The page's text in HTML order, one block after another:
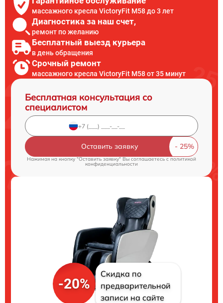
массажного кресла VictoryFit M58 до 3 лет
Диагностика за наш счет,
ремонт по желанию
Бесплатный выезд курьера
в день обращения
Срочный ремонт
массажного кресла VictoryFit M58 от 35 минут
Бесплатная консультация со
специалистом
Оставить заявку
Нажимая на кнопку "Оставить заявку" Вы соглашаетесь cполитикой
конфиденциальности
-20%
Скидка по
предварительной
записи на сайте